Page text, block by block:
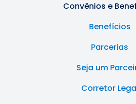
Convênios e
Benefícios
Parcerias
Seja um
Corretor